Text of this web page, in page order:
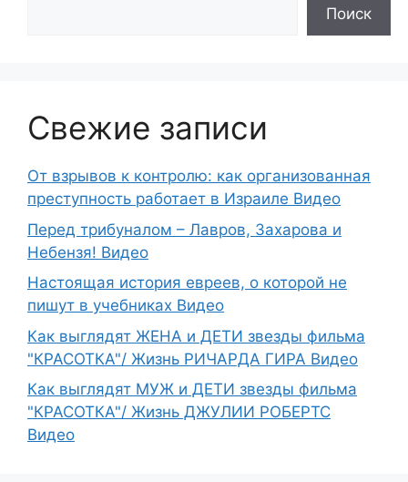
Поиск
Свежие записи
От взрывов к контролю: как организованная
преступность работает в Израиле Видео
Перед трибуналом – Лавров, Захарова и
Небензя! Видео
Настоящая история евреев, о которой не
пишут в учебниках Видео
Как выглядят ЖЕНА и ДЕТИ звезды фильма
"КРАСОТКА"/ Жизнь РИЧАРДА ГИРА Видео
Как выглядят МУЖ и ДЕТИ звезды фильма
"КРАСОТКА"/ Жизнь ДЖУЛИИ РОБЕРТС
Видео